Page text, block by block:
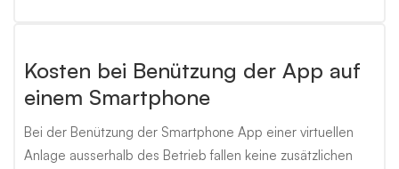
Kosten bei Benützung der App auf
einem Smartphone
Bei der Benützung der Smartphone App einer virtuellen
Anlage ausserhalb des Betrieb fallen keine zusätzlichen